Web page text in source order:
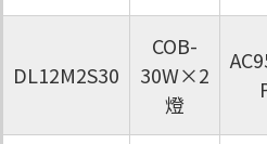
DL12M2S30
COB-
30W×2
燈